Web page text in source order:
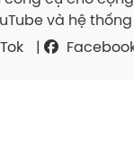
và hệ
|